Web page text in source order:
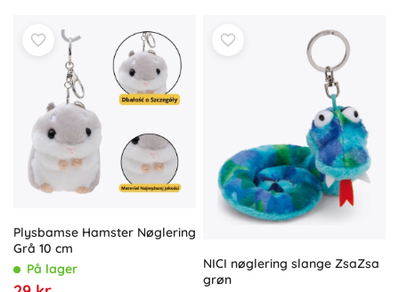
Plysbamse Hamster Nøglering
Grå 10 cm
På lager
NICI nøglering slange ZsaZsa
grøn